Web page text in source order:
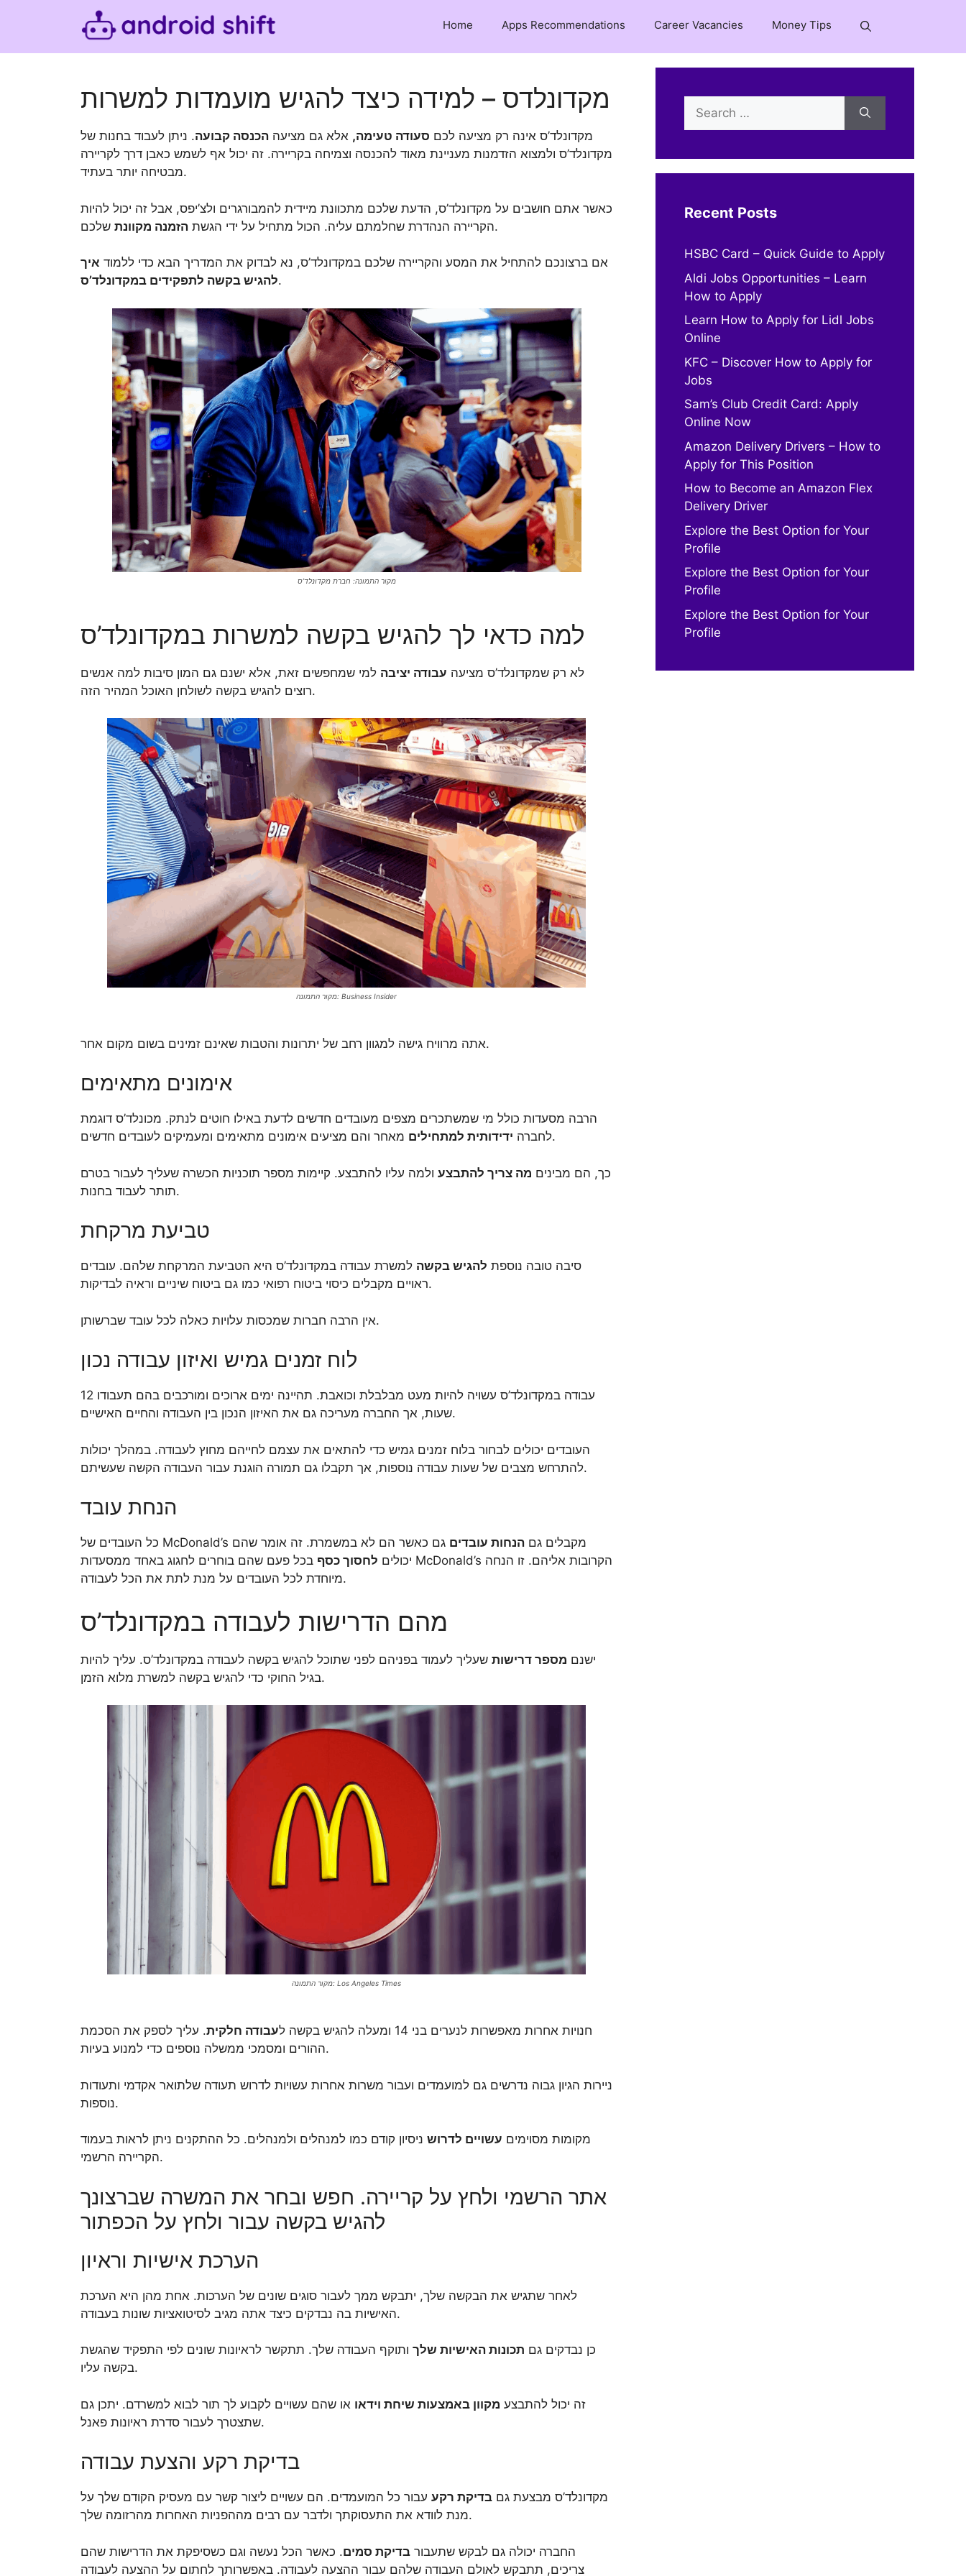
Home Apps Recommendations Career Vacancies Money Tips
מקדונלדס – למידה כיצד להגיש מועמדות למשרות
מקדונלד’ס אינה רק מציעה לכם סעודה טעימה, אלא גם מציעה הכנסה קבועה. ניתן לעבוד בחנות של
מקדונלד’ס ולמצוא הזדמנות מעניינת מאוד להכנסה וצמיחה בקריירה. זה יכול אף לשמש כאבן דרך לקריירה
מבטיחה יותר בעתיד.
כאשר אתם חושבים על מקדונלד’ס, הדעת שלכם מתכוונת מיידית להמבורגרים ולצ’יפס, אבל זה יכול להיות
הקריירה הנהדרת שחלמתם עליה. הכול מתחיל על ידי הגשת הזמנה מקוונת שלכם.
אם ברצונכם להתחיל את המסע והקריירה שלכם במקדונלד’ס, נא לבדוק את המדריך הבא כדי ללמוד איך
להגיש בקשה לתפקידים במקדונלד’ס.
מקור התמונה: חברת מקדונלד’ס
למה כדאי לך להגיש בקשה למשרות במקדונלד’ס
לא רק שמקדונלד’ס מציעה עבודה יציבה למי שמחפשים זאת, אלא ישנם גם המון סיבות למה אנשים
רוצים להגיש בקשה לשולחן האוכל המהיר הזה.
מקור התמונה: Business Insider
אתה מרוויח גישה למגוון רחב של יתרונות והטבות שאינם זמינים בשום מקום אחר.
אימונים מתאימים
הרבה מסעדות כולל מי שמשתכרים מצפים מעובדים חדשים לדעת באילו חוטים לנתק. מכונלד’ס דוגמת
לחברה ידידותית למתחילים מאחר והם מציעים אימונים מתאימים ומעמיקים לעובדים חדשים.
כך, הם מבינים מה צריך להתבצע ולמה עליו להתבצע. קיימות מספר תוכניות הכשרה שעליך לעבור בטרם
תותר לעבוד בחנות.
טביעת מרקחת
סיבה טובה נוספת להגיש בקשה למשרת עבודה במקדונלד’ס היא הטביעת המרקחת שלהם. עובדים
ראויים מקבלים כיסוי ביטוח רפואי כמו גם ביטוח שיניים וראיה לבדיקות.
אין הרבה חברות שמכסות עלויות כאלה לכל עובד שברשותן.
לוח זמנים גמיש ואיזון עבודה נכון
עבודה במקדונלד’ס עשויה להיות מעט מבלבלת וכואבת. תהיינה ימים ארוכים ומורכבים בהם תעבודו 12
שעות, אך החברה מעריכה גם את האיזון הנכון בין העבודה והחיים האישיים.
העובדים יכולים לבחור בלוח זמנים גמיש כדי להתאים את עצמם לחייהם מחוץ לעבודה. במהלך יכולות
להתרחש מצבים של שעות עבודה נוספות, אך תקבלו גם תמורה הוגנת עבור העבודה הקשה שעשיתם.
הנחת עובד
כל העובדים של McDonald’s מקבלים גם הנחות עובדים גם כאשר הם לא במשמרת. זה אומר שהם
יכולים לחסוך כסף בכל פעם שהם בוחרים לחגוג באחד ממסעדות McDonald’s הקרובות אליהם. זו הנחה
מיוחדת לכל העובדים על מנת לתת את הכל לעבודה.
מהם הדרישות לעבודה במקדונלד’ס
ישנם מספר דרישות שעליך לעמוד בפניהם לפני שתוכל להגיש בקשה לעבודה במקדונלד’ס. עליך להיות
בגיל החוקי כדי להגיש בקשה למשרת מלוא הזמן.
מקור התמונה: Los Angeles Times
חנויות אחרות מאפשרות לנערים בני 14 ומעלה להגיש בקשה ל עבודה חלקית. עליך לספק את הסכמת
ההורים ומסמכי ממשלה נוספים כדי למנוע בעיות.
ניירות הגיון גבוה נדרשים גם למועמדים ועבור משרות אחרות עשויות לדרוש תעודה שלתואר אקדמי ותעודות
נוספות.
מקומות מסוימים עשויים לדרוש ניסיון קודם כמו למנהלים ולמנהלים. כל ההתקנים ניתן לראות בעמוד
הקריירה הרשמי.
אתר הרשמי ולחץ על קריירה. חפש ובחר את המשרה שברצונך
להגיש בקשה עבור ולחץ על הכפתור
הערכת אישיות וראיון
לאחר שתגיש את הבקשה שלך, יתבקש ממך לעבור סוגים שונים של הערכות. אחת מהן היא הערכת
האישיות בה נבדקים כיצד אתה מגיב לסיטואציות שונות בעבודה.
כן נבדקים גם תכונות האישיות שלך ותוקף העבודה שלך. תתקשר לראיונות שונים לפי התפקיד שהגשת
בקשה עליו.
זה יכול להתבצע מקוון באמצעות שיחת וידאו או שהם עשויים לקבוע לך תור לבוא למשרדם. יתכן גם
שתצטרך לעבור סדרת ראיונות פאנל.
בדיקת רקע והצעת עבודה
מקדונלד’ס מבצעת גם בדיקת רקע עבור כל המועמדים. הם עשויים ליצור קשר עם מעסיק הקודם שלך על
מנת לוודא את התעסוקתך ולדבר עם רבים מההפניות האחרות מהרזומה שלך.
החברה יכולה גם לבקש שתעבור בדיקת סמים. כאשר הכל נעשה וגם כשסיפקת את הדרישות שהם
צריכים, תתבקש לאולם העבודה שלהם עבור ההצעה לעבודה. באפשרותך לחתום על ההצעה לעבודה
Search
for:
Recent Posts
HSBC Card – Quick Guide to Apply
Aldi Jobs Opportunities – Learn
How to Apply
Learn How to Apply for Lidl Jobs
Online
KFC – Discover How to Apply for
Jobs
Sam’s Club Credit Card: Apply
Online Now
Amazon Delivery Drivers – How to
Apply for This Position
How to Become an Amazon Flex
Delivery Driver
Explore the Best Option for Your
Profile
Explore the Best Option for Your
Profile
Explore the Best Option for Your
Profile